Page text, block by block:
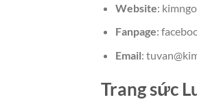
Website:
Fanpage:
Email:
Trang sức